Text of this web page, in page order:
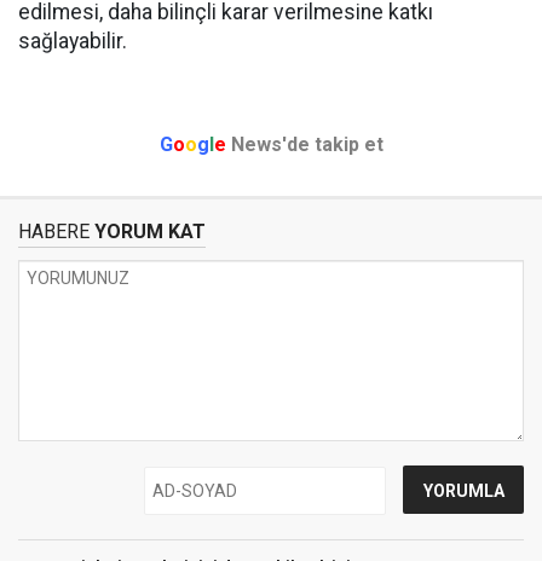
edilmesi, daha bilinçli karar verilmesine katkı
sağlayabilir.
Google News'de takip et
HABERE YORUM KAT